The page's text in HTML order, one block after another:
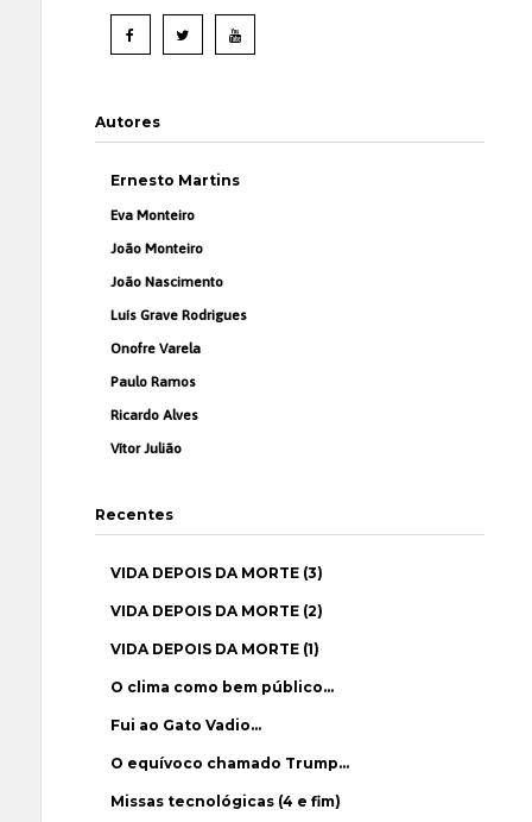
Autores
Ernesto Martins
Eva Monteiro
João Monteiro
João Nascimento
Luís Grave Rodrigues
Onofre Varela
Paulo Ramos
Ricardo Alves
Vítor Julião
Recentes
VIDA DEPOIS DA MORTE (3)
VIDA DEPOIS DA MORTE (2)
VIDA DEPOIS DA MORTE (1)
O clima como bem público…
Fui ao Gato Vadio…
O equívoco chamado Trump…
Missas tecnológicas (4 e fim)